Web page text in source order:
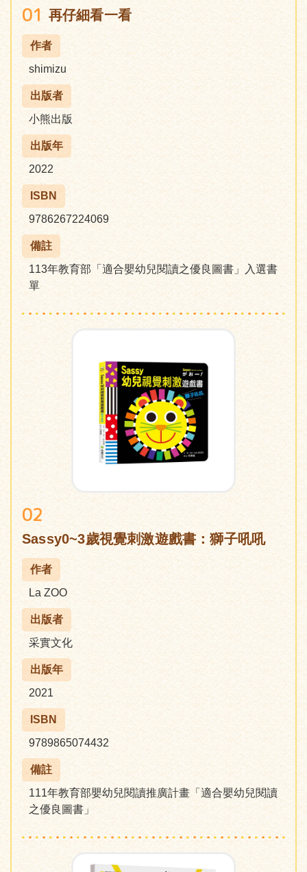
01 再仔細看一看
作者
shimizu
出版者
小熊出版
出版年
2022
ISBN
9786267224069
備註
113年教育部「適合嬰幼兒閱讀之優良圖書」入選書
單
02
Sassy0~3歲視覺刺激遊戲書：獅子吼吼
作者
La ZOO
出版者
采實文化
出版年
2021
ISBN
9789865074432
備註
111年教育部嬰幼兒閱讀推廣計畫「適合嬰幼兒閱讀
之優良圖書」